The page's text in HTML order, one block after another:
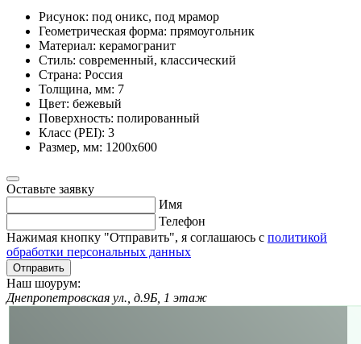
Рисунок: под оникс, под мрамор
Геометрическая форма: прямоугольник
Материал: керамогранит
Стиль: современный, классический
Страна: Россия
Толщина, мм: 7
Цвет: бежевый
Поверхность: полированный
Класс (PEI): 3
Размер, мм: 1200х600
Оставьте заявку
Имя
Телефон
Нажимая кнопку "Отправить", я соглашаюсь с политикой
обработки персональных данных
Отправить
Наш шоурум:
Днепропетровская ул., д.9Б, 1 этаж